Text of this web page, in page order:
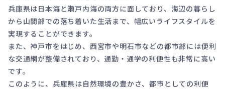
兵庫県は日本海と瀬戸内海の両方に面しており、海辺の暮らし
から山間部での落ち着いた生活まで、幅広いライフスタイルを
実現することができます。
また、神戸市をはじめ、西宮市や明石市などの都市部には便利
な交通網が整備されており、通勤・通学の利便性も非常に高い
です。
このように、兵庫県は自然環境の豊かさ、都市としての利便